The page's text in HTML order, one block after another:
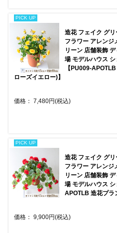
PICK UP
造花 フェイク グ
フラワー アレンジ
リーン 店舗装飾
場 モデルハウス
【PU009-
ローズイエロー)】
価格： 7,480円(税込)
PICK UP
造花 フェイク グ
フラワー アレンジ
リーン 店舗装飾
場 モデルハウス
APOTLB 造花プラ
価格： 9,900円(税込)